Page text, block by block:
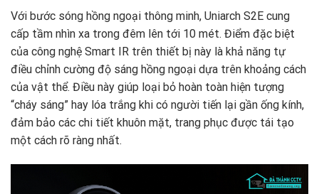
Với bước sóng hồng ngoại thông minh, Uniarch S2E cung
cấp tầm nhìn xa trong đêm lên tới 10 mét. Điểm đặc biệt
của công nghệ Smart IR trên thiết bị này là khả năng tự
điều chỉnh cường độ sáng hồng ngoại dựa trên khoảng cách
của vật thể. Điều này giúp loại bỏ hoàn toàn hiện tượng
“cháy sáng” hay lóa trắng khi có người tiến lại gần ống kính,
đảm bảo các chi tiết khuôn mặt, trang phục được tái tạo
một cách rõ ràng nhất.